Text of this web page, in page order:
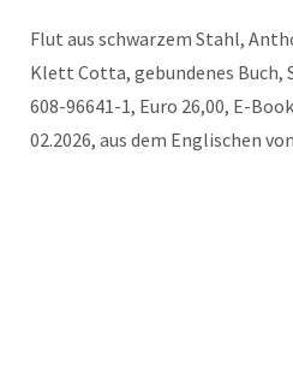
Flut aus schwarzem Stahl,
Klett Cotta, gebundenes Buch,
608-96641-1, Euro 26,00, E-
02.2026, aus dem Englischen